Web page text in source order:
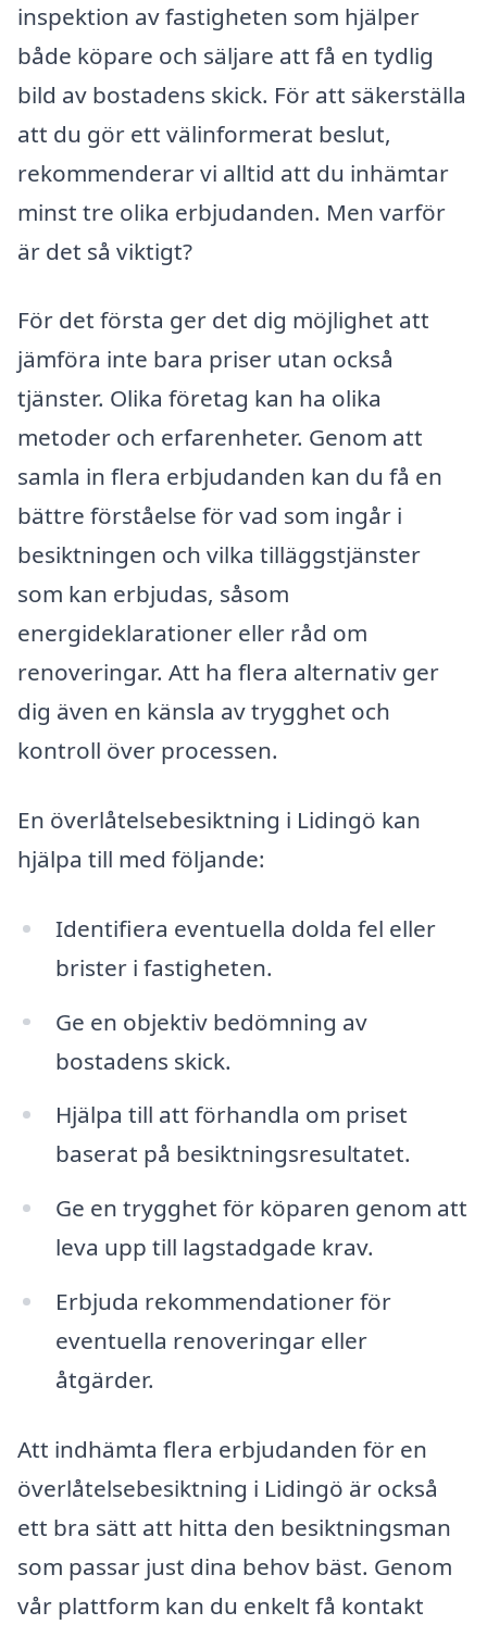
inspektion av fastigheten som hjälper
både köpare och säljare att få en tydlig
bild av bostadens skick. För att säkerställa
att du gör ett välinformerat beslut,
rekommenderar vi alltid att du inhämtar
minst tre olika erbjudanden. Men varför
är det så viktigt?
För det första ger det dig möjlighet att
jämföra inte bara priser utan också
tjänster. Olika företag kan ha olika
metoder och erfarenheter. Genom att
samla in flera erbjudanden kan du få en
bättre förståelse för vad som ingår i
besiktningen och vilka tilläggstjänster
som kan erbjudas, såsom
energideklarationer eller råd om
renoveringar. Att ha flera alternativ ger
dig även en känsla av trygghet och
kontroll över processen.
En överlåtelsebesiktning i Lidingö kan
hjälpa till med följande:
Identifiera eventuella dolda fel eller
brister i fastigheten.
Ge en objektiv bedömning av
bostadens skick.
Hjälpa till att förhandla om priset
baserat på besiktningsresultatet.
Ge en trygghet för köparen genom att
leva upp till lagstadgade krav.
Erbjuda rekommendationer för
eventuella renoveringar eller
åtgärder.
Att indhämta flera erbjudanden för en
överlåtelsebesiktning i Lidingö är också
ett bra sätt att hitta den besiktningsman
som passar just dina behov bäst. Genom
vår plattform kan du enkelt få kontakt